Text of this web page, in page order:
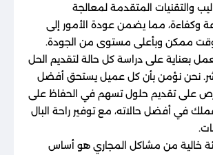
والتقنيات المتقدمة لمعالجة
وكفاءة، مما يضمن عودة الأمور إلى
وقت ممكن وبأعلى مستوى من الجودة.
بعناية على دراسة كل حالة لتقديم الحل
نحن نؤمن بأن كل عميل يستحق أفضل
نحرص على تقديم حلول تسهم في الحفاظ على
في أفضل حالاته، مع توفير راحة البال
بيئة خالية من مشاكل المجاري هو أساس